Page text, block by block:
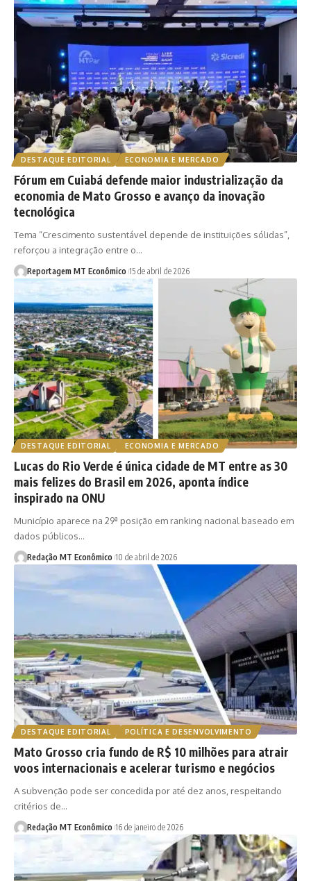
DESTAQUE EDITORIAL ECONOMIA E MERCADO
Fórum em Cuiabá defende maior industrialização da
economia de Mato Grosso e avanço da inovação
tecnológica
Tema “Crescimento sustentável depende de instituições sólidas”,
reforçou a integração entre o…
Reportagem MT Econômico 15 de abril de 2026
DESTAQUE EDITORIAL ECONOMIA E MERCADO
Lucas do Rio Verde é única cidade de MT entre as 30
mais felizes do Brasil em 2026, aponta índice
inspirado na ONU
Município aparece na 29ª posição em ranking nacional baseado em
dados públicos…
Redação MT Econômico 10 de abril de 2026
DESTAQUE EDITORIAL POLÍTICA E DESENVOLVIMENTO
Mato Grosso cria fundo de R$ 10 milhões para atrair
voos internacionais e acelerar turismo e negócios
A subvenção pode ser concedida por até dez anos, respeitando
critérios de…
Redação MT Econômico 16 de janeiro de 2026